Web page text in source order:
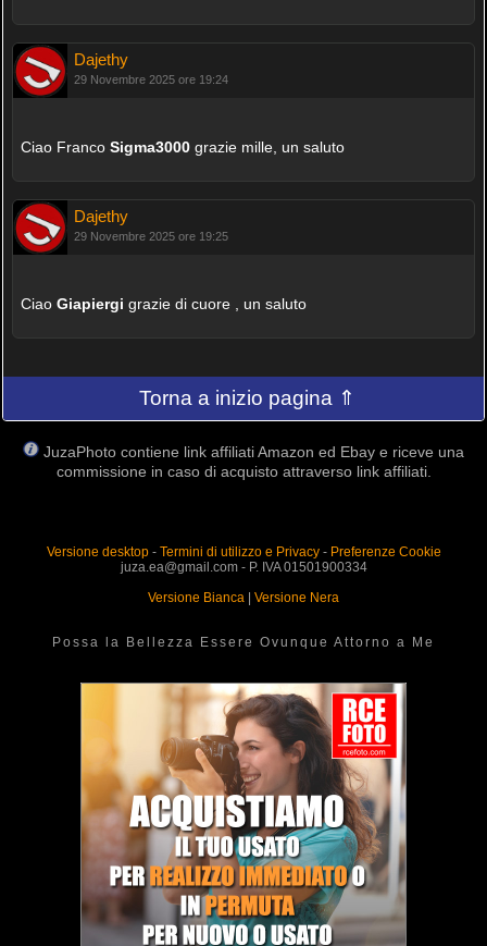
Dajethy
29 Novembre 2025 ore 19:24
Ciao Franco Sigma3000grazie mille, un saluto
Dajethy
29 Novembre 2025 ore 19:25
Ciao Giapiergi grazie di cuore , un saluto
Torna a inizio pagina ⇑
JuzaPhoto contiene link affiliati Amazon ed Ebay e riceve una
commissione in caso di acquisto attraverso link affiliati.
Versione desktop- Termini di utilizzo e Privacy- Preferenze Cookie
juza.ea@gmail.com - P. IVA 01501900334
Versione Bianca
Versione Nera
Possa la Bellezza Essere Ovunque Attorno a Me